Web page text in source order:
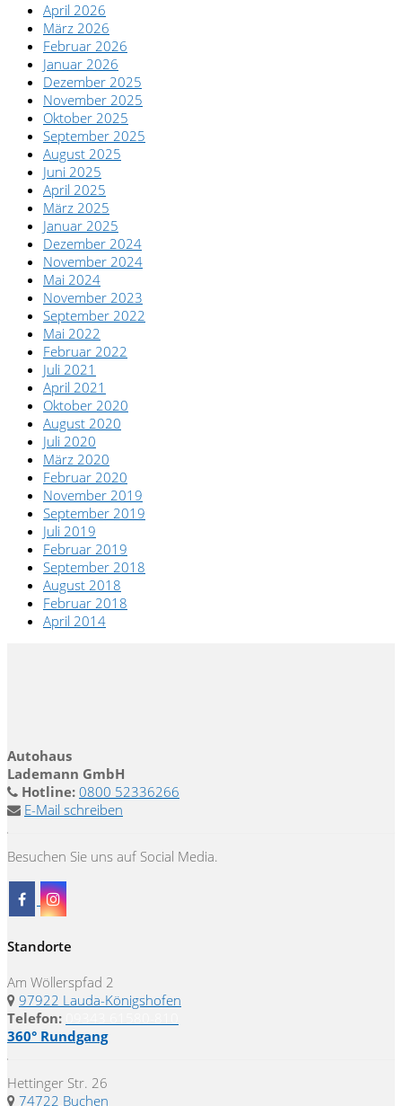
April 2026
März 2026
Februar 2026
Januar 2026
Dezember 2025
November 2025
Oktober 2025
September 2025
August 2025
Juni 2025
April 2025
März 2025
Januar 2025
Dezember 2024
November 2024
Mai 2024
November 2023
September 2022
Mai 2022
Februar 2022
Juli 2021
April 2021
Oktober 2020
August 2020
Juli 2020
März 2020
Februar 2020
November 2019
September 2019
Juli 2019
Februar 2019
September 2018
August 2018
Februar 2018
April 2014
Autohaus
Lademann GmbH
Hotline: 0800 52336266
E-Mail schreiben
Besuchen Sie uns auf Social Media.
Standorte
Am Wöllerspfad 2
97922 Lauda-Königshofen
Telefon:
360° Rundgang
Hettinger Str. 26
74722 Buchen